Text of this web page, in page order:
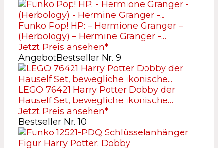
Funko Pop! HP: – Hermione Granger –
(Herbology) – Hermine Granger -…
Jetzt Preis ansehen*
AngebotBestseller Nr. 9
LEGO 76421 Harry Potter Dobby der
Hauself Set, bewegliche ikonische…
Jetzt Preis ansehen*
Bestseller Nr. 10